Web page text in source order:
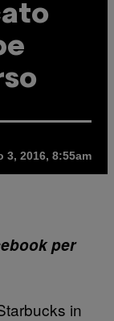
3, 2016, 8:55am
per
in